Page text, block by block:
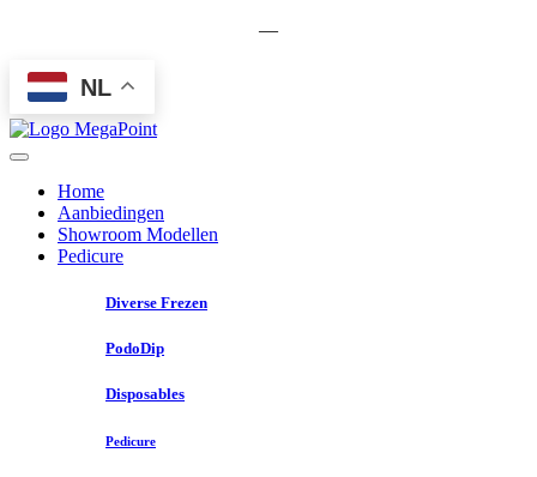
—
NL
Home
Aanbiedingen
Showroom Modellen
Pedicure
Diverse Frezen
PodoDip
Disposables
Pedicure